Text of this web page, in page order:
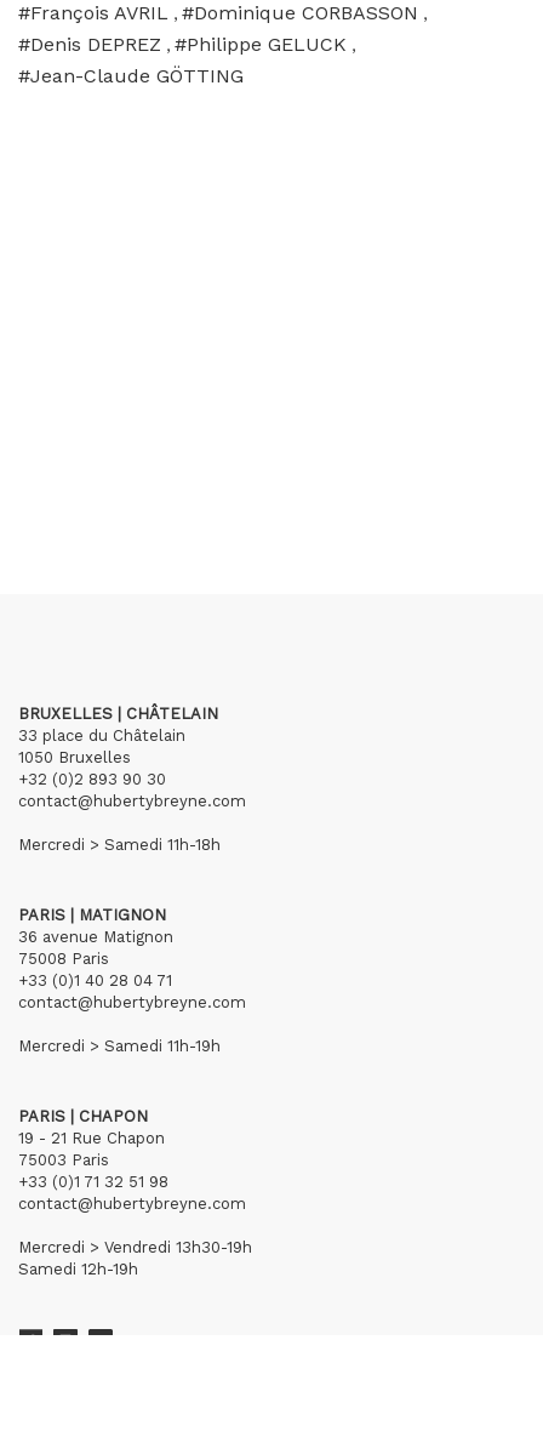
#François AVRIL , #Dominique CORBASSON ,
#Denis DEPREZ , #Philippe GELUCK ,
#Jean-Claude GÖTTING
BRUXELLES | CHÂTELAIN
33 place du Châtelain
1050 Bruxelles
+32 (0)2 893 90 30
contact@hubertybreyne.com
Mercredi > Samedi 11h-18h
PARIS | MATIGNON
36 avenue Matignon
75008 Paris
+33 (0)1 40 28 04 71
contact@hubertybreyne.com
Mercredi > Samedi 11h-19h
PARIS | CHAPON
19 - 21 Rue Chapon
75003 Paris
+33 (0)1 71 32 51 98
contact@hubertybreyne.com
Mercredi > Vendredi 13h30-19h
Samedi 12h-19h